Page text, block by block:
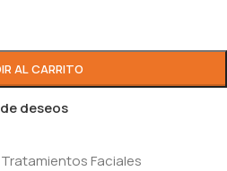
AL CARRITO
deseos
Tratamientos Faciales